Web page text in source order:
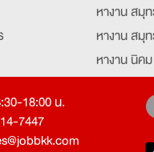
หางาน สมุ
หางาน สมุ
หางาน นิคม
หางานอยุธ
18:00 น.
7447